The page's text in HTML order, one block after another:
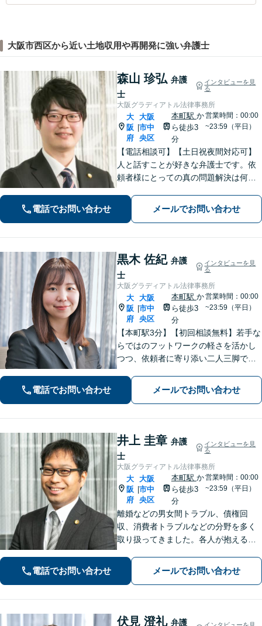
大阪市西区から近い土地収用や再開発に強い弁護士
森山 珍弘 弁護
士
インタビューを見
る
大阪グラディアトル法律事務所
大
阪
府
|
大阪
市中
央区
本町駅 か
ら徒歩3
分
営業時間：00:00
~23:59（平日）
【電話相談可】【土日祝夜間対応可】
人と話すことが好きな弁護士です。依
頼者様にとっての真の問題解決は何
な対応を心がけます。離婚・刑事事
件・相続など何でもご相談ください。
電話でお問い合わせ メールでお問い合わせ
黒木 佐紀 弁護
士
インタビューを見
る
大阪グラディアトル法律事務所
大
阪
府
|
大阪
市中
央区
本町駅 か
ら徒歩3
分
営業時間：00:00
~23:59（平日）
【本町駅3分】【初回相談無料】若手な
らではのフットワークの軽さを活かし
つつ、依頼者に寄り添い二人三脚で解
心感を持っていただくために、常に丁
寧なコミュニケーションを心がけてお
電話でお問い合わせ メールでお問い合わせ
井上 圭章 弁護
士
インタビューを見
る
大阪グラディアトル法律事務所
大
阪
府
|
大阪
市中
央区
本町駅 か
ら徒歩3
分
営業時間：00:00
~23:59（平日）
離婚などの男女間トラブル、債権回
収、消費者トラブルなどの分野を多く
取り扱ってきました。各人が抱えるト
法があります。詳細な打ち合わせをさ
せていただきます。お気軽にお問い合
電話でお問い合わせ メールでお問い合わせ
伏見 澄礼 弁護
インタビューを見